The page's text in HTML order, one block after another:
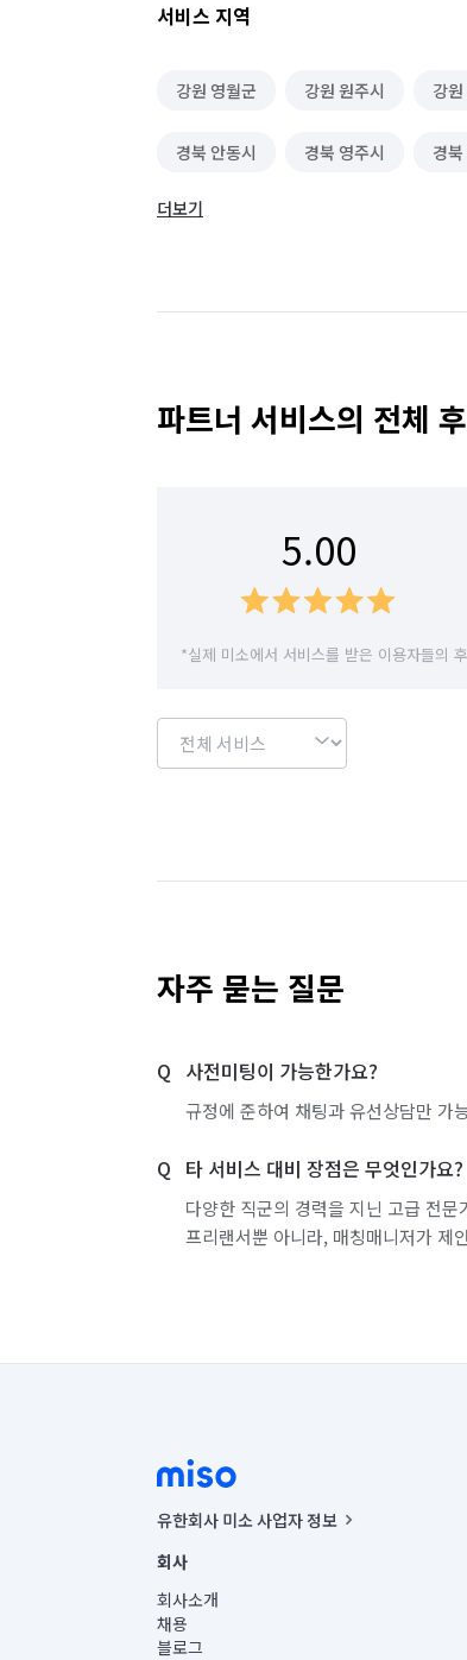
서비스 지역
강원 영월군 강원 원주시 강
경북 안동시 경북 영주시 경
충북 제천시
더보기
파트너 서비스의 전체
5.00
*실제 미소에서 서비스를 받은 이용자들의
자주 묻는 질문
사전미팅이 가능한가요?
규정에 준하여 채팅과 유선상담만 가
타 서비스 대비 장점은 무엇인가요?
다양한 직군의 경력을 지닌 고급 전
프리랜서뿐 아니라, 매칭매니저가 제
유한회사 미소 사업자 정보
사업자등록번호 : 291-87-00271 | 인허가번호 :
통신판매신고번호 : 2024-서울종로-1400(공정거
대표이사 : CHING VICTOR COLUMBIA RHEE
주소 | 본사: 서울특별시 종로구 율곡로 6(중학동
컨택센터 : 서울특별시 종로구 수송동 율곡로
회사
회사소개
채용
블로그